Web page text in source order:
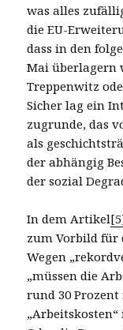
was alles
die EU-
dass in den
Mai überlagern
Treppenwitz
Sicher lag ein
zugrunde, das
als
der abhängig
der sozial
In dem Artikel
zum Vorbild für
Wegen
„müssen die
rund 30